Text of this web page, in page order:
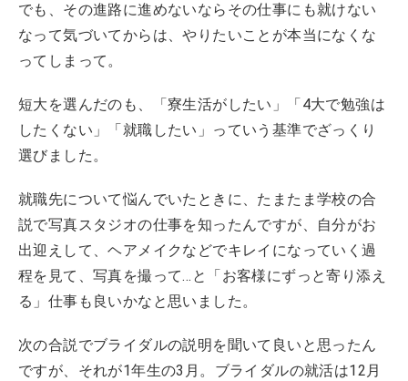
でも、その進路に進めないならその仕事にも就けない
なって気づいてからは、やりたいことが本当になくな
ってしまって。
短大を選んだのも、「寮生活がしたい」「4大で勉強は
したくない」「就職したい」っていう基準でざっくり
選びました。
就職先について悩んでいたときに、たまたま学校の合
説で写真スタジオの仕事を知ったんですが、自分がお
出迎えして、ヘアメイクなどでキレイになっていく過
程を見て、写真を撮って…と「お客様にずっと寄り添え
る」仕事も良いかなと思いました。
次の合説でブライダルの説明を聞いて良いと思ったん
ですが、それが1年生の3月。ブライダルの就活は12月